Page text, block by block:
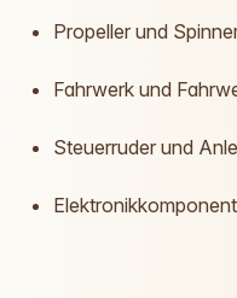
Propeller und
Fahrwerk und
Steuerruder und